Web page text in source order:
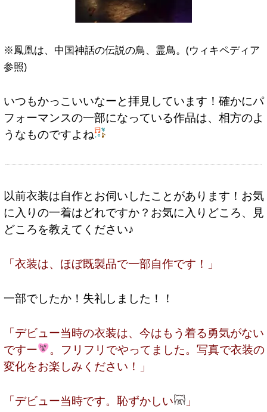
※鳳凰は、中国神話の伝説の鳥、霊鳥。(ウィキペディア
参照)
いつもかっこいいなーと拝見しています！確かにパ
フォーマンスの一部になっている作品は、相方のよ
うなものですよね
以前衣装は自作とお伺いしたことがあります！お気
に入りの一着はどれですか？お気に入りどころ、見
どころを教えてください♪
「衣装は、ほぼ既製品で一部自作です！」
一部でしたか！失礼しました！！
「デビュー当時の衣装は、今はもう着る勇気がない
ですー
。フリフリでやってました。写真で衣装の
変化をお楽しみください！」
「デビュー当時です。恥ずかしい 」